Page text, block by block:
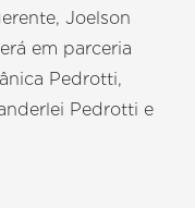
Joelson
em parceria
Pedrotti,
Pedrotti e